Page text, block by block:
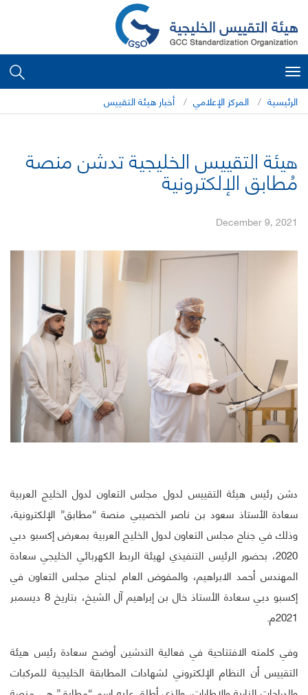
Toggle
navigation
الرئيسية المركز الإعلامي أخبار هيئة التقييس
هيئة التقييس الخليجية تدشن منصة
مُطابق الإلكترونية
December 9, 2021
دشن رئيس هيئة التقييس لدول مجلس التعاون لدول الخليج العربية
سعادة الأستاذ سعود بن ناصر الخصيبي منصة “مطابق” الإلكترونية،
وذلك في جناح مجلس التعاون لدول الخليج العربية بمعرض إكسبو دبي
2020، بحضور الرئيس التنفيذي لهيئة الربط الكهربائي الخليجي سعادة
المهندس أحمد الابراهيم، والمفوض العام لجناح مجلس التعاون في
إكسبو دبي سعادة الأستاذ خال بن إبراهيم آل الشيخ، بتاريخ 8 ديسمبر
2021م.
وفي كلمته الافتتاحية في فعالية التدشين أوضح سعادة رئيس هيئة
التقييس أن النظام الإلكتروني لشهادات المطابقة الخليجية للمركبات